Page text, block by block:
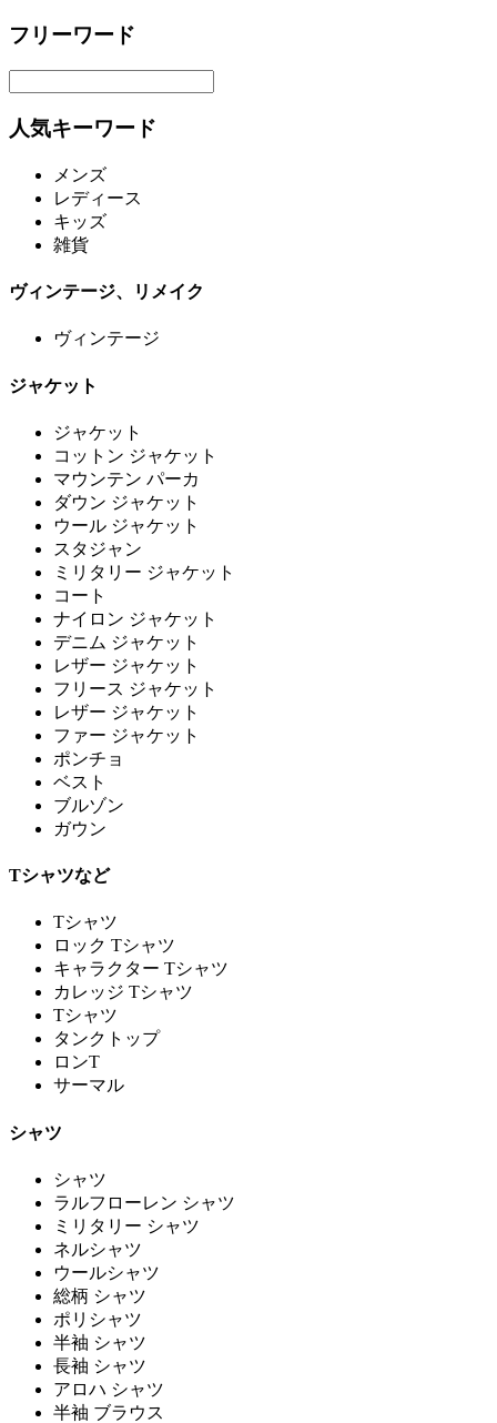
フリーワード
人気キーワード
メンズ
レディース
キッズ
雑貨
ヴィンテージ、リメイク
ヴィンテージ
ジャケット
ジャケット
コットン ジャケット
マウンテン パーカ
ダウン ジャケット
ウール ジャケット
スタジャン
ミリタリー ジャケット
コート
ナイロン ジャケット
デニム ジャケット
レザー ジャケット
フリース ジャケット
レザー ジャケット
ファー ジャケット
ポンチョ
ベスト
ブルゾン
ガウン
Tシャツなど
Tシャツ
ロック Tシャツ
キャラクター Tシャツ
カレッジ Tシャツ
Tシャツ
タンクトップ
ロンT
サーマル
シャツ
シャツ
ラルフローレン シャツ
ミリタリー シャツ
ネルシャツ
ウールシャツ
総柄 シャツ
ポリシャツ
半袖 シャツ
長袖 シャツ
アロハ シャツ
半袖 ブラウス